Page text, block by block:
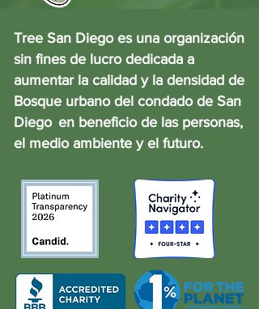
Tree San Diego es una organización
sin fines de lucro dedicada a
aumentar la calidad y la densidad de
Bosque urbano del condado de San
Diego en beneficio de las personas,
el medio ambiente y el futuro.